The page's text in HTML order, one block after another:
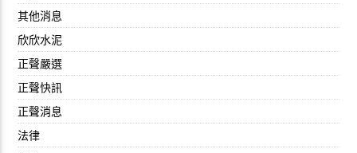
其他消息
欣欣水泥
正聲嚴選
正聲快訊
正聲消息
法律